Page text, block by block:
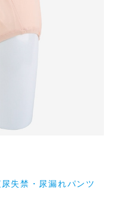
失禁・尿漏れパンツ